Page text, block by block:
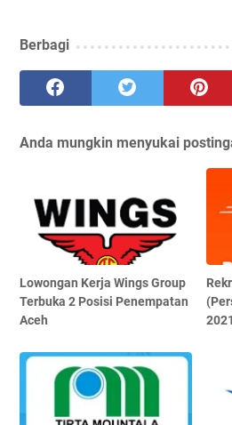
Berbagi
Anda mungkin menyukai
Lowongan Kerja Wings Group
Terbuka 2 Posisi Penempatan
Aceh
2021